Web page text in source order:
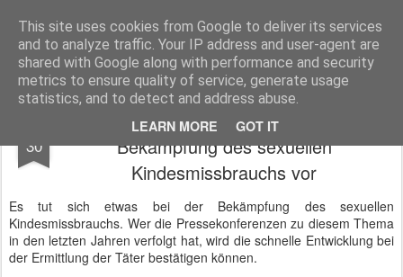
This site uses cookies from Google to deliver its services
and to analyze traffic. Your IP address and user-agent are
shared with Google along with performance and security
metrics to ensure quality of service, generate usage
statistics, and to detect and address abuse.
LEARN MORE GOT IT
BTB concept Media GmbH Presseberichte zu Bundespolitik, Diplomatie, Sicherheitspolitik, Wirtschaft, Fahrzeugtechnik und IT - Pressedienst, Fachartikel, Bildredaktion, O-Ton-Videos
30
BKA stellt Fallzahlen und Erfolge bei der
Bekämpfung des sexuellen
Kindesmissbrauchs vor
Es tut sich etwas bei der Bekämpfung des sexuellen
Kindesmissbrauchs. Wer die Pressekonferenzen zu diesem Thema
in den letzten Jahren verfolgt hat, wird die schnelle Entwicklung bei
der Ermittlung der Täter bestätigen können.